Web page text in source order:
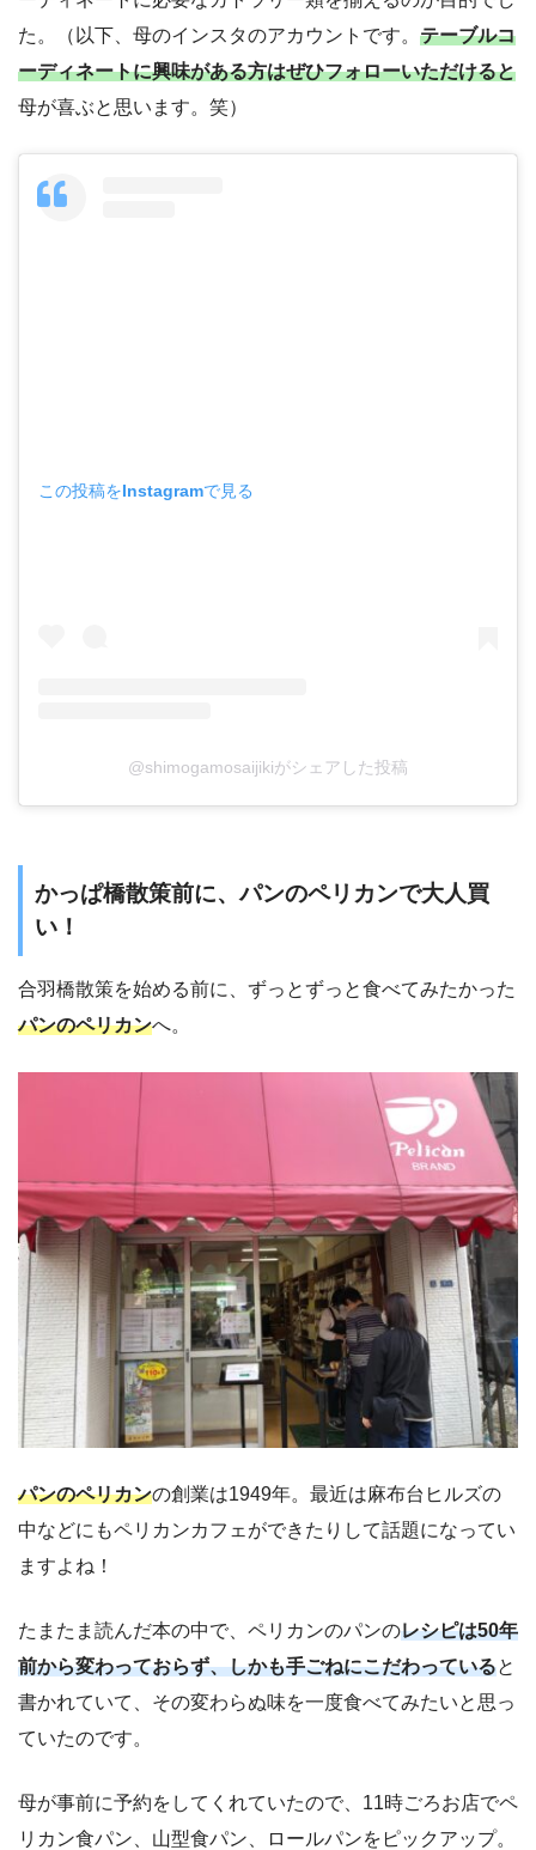
た。（以下、母のインスタのアカウントです。 テーブルコ
ーディネートに興味がある方はぜひフォローいただけると
母が喜ぶと思います。笑）
この投稿をInstagramで見る
@shimogamosaijikiがシェアした投稿
かっぱ橋散策前に、パンのペリカンで大人買
い！
合羽橋散策を始める前に、ずっとずっと食べてみたかった
パンのペリカンへ。
パンのペリカンの創業は1949年。最近は麻布台ヒルズの
中などにもペリカンカフェができたりして話題になってい
ますよね！
たまたま読んだ本の中で、ペリカンのパンのレシピは50年
前から変わっておらず、しかも手ごねにこだわっていると
書かれていて、その変わらぬ味を一度食べてみたいと思っ
ていたのです。
母が事前に予約をしてくれていたので、11時ごろお店でペ
リカン食パン、山型食パン、ロールパンをピックアップ。